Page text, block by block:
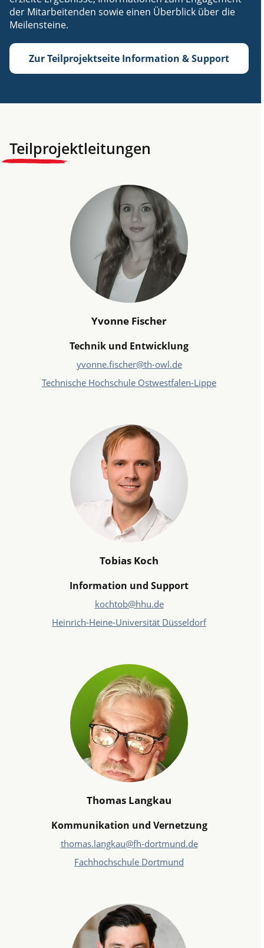
der Mitarbeitenden sowie einen Überblick über die
Meilensteine.
Zur Teilprojektseite Information & Support
Teilprojektleitungen
Yvonne Fischer
Technik und Entwicklung
yvonne.fischer@th-owl.de
Technische Hochschule Ostwestfalen-Lippe
Tobias Koch
Information und Support
kochtob@hhu.de
Heinrich-Heine-Universität Düsseldorf
Thomas Langkau
Kommunikation und Vernetzung
thomas.langkau@fh-dortmund.de
Fachhochschule Dortmund